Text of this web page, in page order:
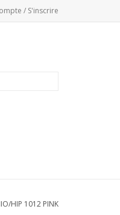
/ S'inscrire
HIP 1012 PINK